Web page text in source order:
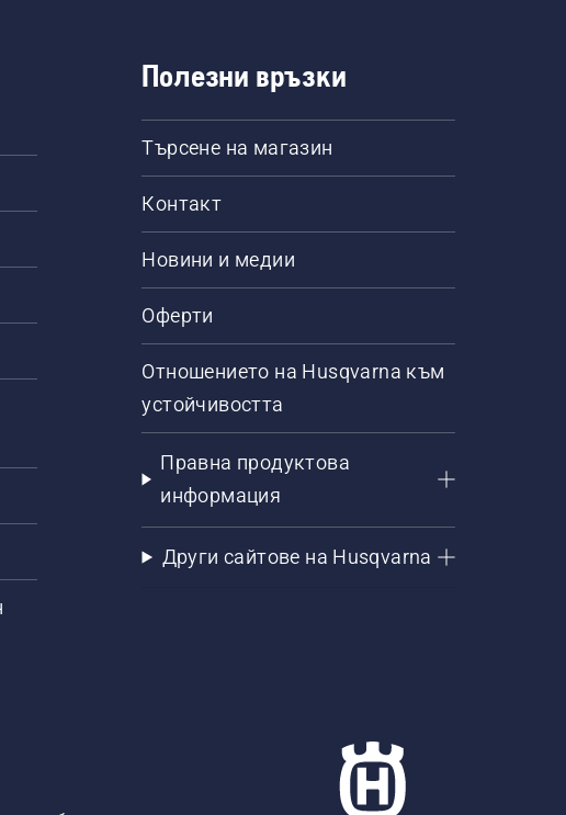
Полезни връзки
Търсене на магазин
Контакт
Новини и медии
Оферти
Отношението на Husqvarna към
устойчивостта
Правна продуктова
информация
Други сайтове на Husqvarna